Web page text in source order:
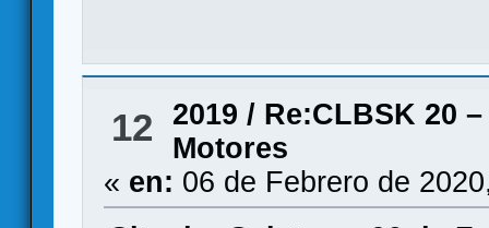
12 2019 / Re:CLBSK 20
Motores
« en: 06 de Febrero de